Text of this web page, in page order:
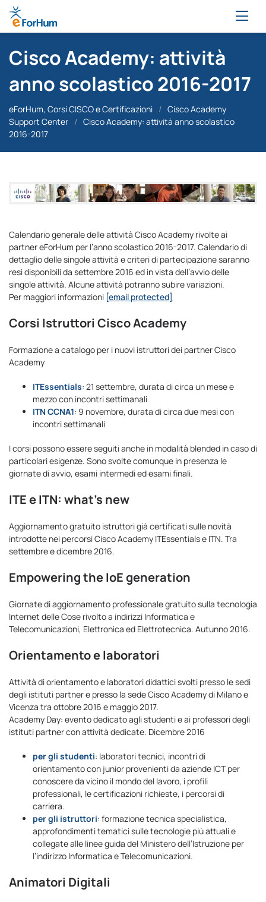
Cisco Academy: attività
anno scolastico 2016-2017
eForHum, Corsi CISCO e Certificazioni / Cisco Academy
Support Center / Cisco Academy: attività anno scolastico
2016-2017
Calendario generale delle attività Cisco Academy rivolte ai
partner eForHum per l’anno scolastico 2016-2017. Calendario di
dettaglio delle singole attività e criteri di partecipazione saranno
resi disponibili da settembre 2016 ed in vista dell’avvio delle
singole attività. Alcune attività potranno subire variazioni.
Per maggiori informazioni [email protected]
Corsi Istruttori Cisco Academy
Formazione a catalogo per i nuovi istruttori dei partner Cisco
Academy
ITEssentials: 21 settembre, durata di circa un mese e
mezzo con incontri settimanali
ITN CCNA1: 9 novembre, durata di circa due mesi con
incontri settimanali
I corsi possono essere seguiti anche in modalità blended in caso di
particolari esigenze. Sono svolte comunque in presenza le
giornate di avvio, esami intermedi ed esami finali.
ITE e ITN: what’s new
Aggiornamento gratuito istruttori già certificati sulle novità
introdotte nei percorsi Cisco Academy ITEssentials e ITN. Tra
settembre e dicembre 2016.
Empowering the IoE generation
Giornate di aggiornamento professionale gratuito sulla tecnologia
Internet delle Cose rivolto a indirizzi Informatica e
Telecomunicazioni, Elettronica ed Elettrotecnica. Autunno 2016.
Orientamento e laboratori
Attività di orientamento e laboratori didattici svolti presso le sedi
degli istituti partner e presso la sede Cisco Academy di Milano e
Vicenza tra ottobre 2016 e maggio 2017.
Academy Day: evento dedicato agli studenti e ai professori degli
istituti partner con attività dedicate. Dicembre 2016
per gli studenti: laboratori tecnici, incontri di
orientamento con junior provenienti da aziende ICT per
conoscere da vicino il mondo del lavoro, i profili
professionali, le certificazioni richieste, i percorsi di
carriera.
per gli istruttori: formazione tecnica specialistica,
approfondimenti tematici sulle tecnologie più attuali e
collegate alle linee guida del Ministero dell’Istruzione per
l’indirizzo Informatica e Telecomunicazioni.
Animatori Digitali